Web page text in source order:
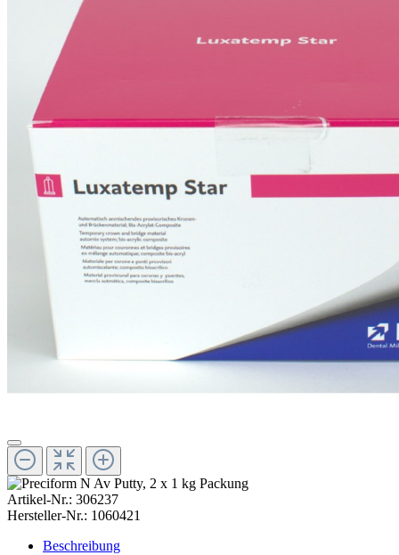
Artikel-Nr.: 306237
Hersteller-Nr.: 1060421
Beschreibung